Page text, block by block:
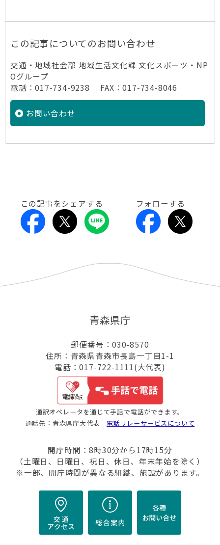
この記事についてのお問い合わせ
交通・地域社会部 地域生活文化課 文化スポーツ・NP
Oグループ
電話：017-734-9238 FAX：017-734-8046
お問い合わせ
この記事をシェアする フォローする
青森県庁
郵便番号：030-8570
住所：青森県青森市長島一丁目1-1
電話：017-722-1111(大代表)
通訳オペレータを通じて手話で電話ができます。
通話先：青森県庁大代表 電話リレーサービスについて
開庁時間：8時30分から17時15分
（土曜日、日曜日、祝日、休日、年末年始を除く）
※一部、開庁時間が異なる組織、施設があります。